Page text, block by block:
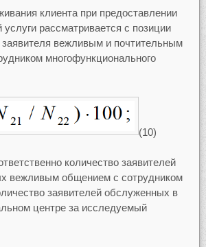
клиента при предоставлении
услуги рассматривается с позиции
заявителя вежливым и почтительным
многофункционального
(10)
количество заявителей
вежливым общением с сотрудником
заявителей обслуженных в
центре за исследуемый